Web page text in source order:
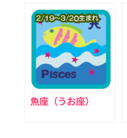
魚座（うお座）